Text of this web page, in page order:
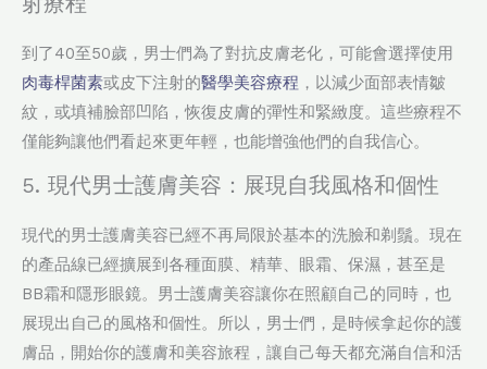
到了40至50歲，男士們為了對抗皮膚老化，可能會選擇使用
肉毒桿菌素或皮下注射的醫學美容療程 ，以減少面部表情皺
紋，或填補臉部凹陷，恢復皮膚的彈性和緊緻度。這些療程不
僅能夠讓他們看起來更年輕，也能增強他們的自我信心。
5. 現代男士護膚美容：展現自我風格和個性
現代的男士護膚美容已經不再局限於基本的洗臉和剃鬚。現在
的產品線已經擴展到各種面膜、精華、眼霜、保濕，甚至是
BB霜和隱形眼鏡。男士護膚美容讓你在照顧自己的同時，也
展現出自己的風格和個性。所以，男士們，是時候拿起你的護
膚品，開始你的護膚和美容旅程，讓自己每天都充滿自信和活